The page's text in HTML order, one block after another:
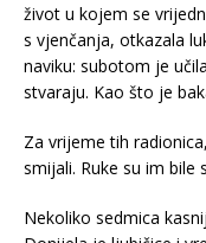
život u kojem se
s vjenčanja, otkazala
naviku: subotom je
stvaraju. Kao što je
Za vrijeme tih
smijali. Ruke su im bile
Nekoliko sedmica